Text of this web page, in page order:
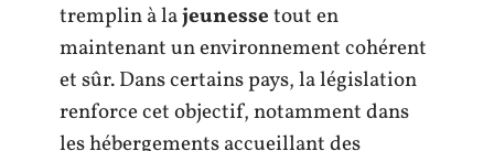
tremplin à lajeunessetout en
maintenant un environnement cohérent
et sûr. Dans certains pays, la législation
renforce cet objectif, notamment dans
les hébergements accueillant des